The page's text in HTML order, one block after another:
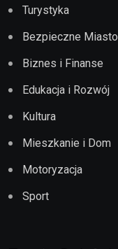
Turystyka
Bezpieczne Miasto
Biznes i Finanse
Edukacja i Rozwój
Kultura
Mieszkanie i Dom
Motoryzacja
Sport